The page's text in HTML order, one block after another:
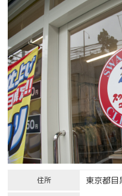
住所 東京都